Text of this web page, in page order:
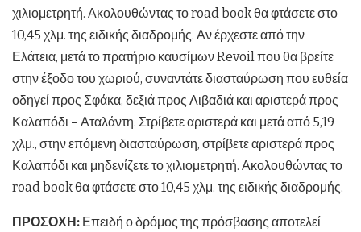
χιλιομετρητή. Ακολουθώντας το road book θα φτάσετε στο
10,45 χλμ. της ειδικής διαδρομής. Αν έρχεστε από την
Ελάτεια, μετά το πρατήριο καυσίμων Revoil που θα βρείτε
στην έξοδο του χωριού, συναντάτε διασταύρωση που ευθεία
οδηγεί προς Σφάκα, δεξιά προς Λιβαδιά και αριστερά προς
Καλαπόδι – Αταλάντη. Στρίβετε αριστερά και μετά από 5,19
χλμ., στην επόμενη διασταύρωση, στρίβετε αριστερά προς
Καλαπόδι και μηδενίζετε το χιλιομετρητή. Ακολουθώντας το
road book θα φτάσετε στο 10,45 χλμ. της ειδικής διαδρομής.
ΠΡΟΣΟΧΗ: Επειδή ο δρόμος της πρόσβασης αποτελεί